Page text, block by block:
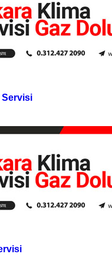
Servisi